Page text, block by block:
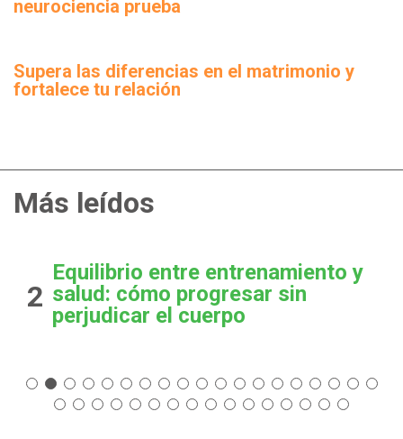
neurociencia prueba
Supera las diferencias en el matrimonio y
fortalece tu relación
Más leídos
2
Equilibrio entre entrenamiento y
salud: cómo progresar sin
perjudicar el cuerpo